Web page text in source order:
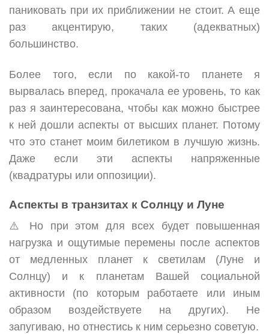
паниковать при их приближении не стоит. А еще
раз акцентирую, таких (адекватных)
большинство.
Более того, если по какой-то планете я
вырвалась вперед, прокачала ее уровень, то как
раз я заинтересована, чтобы как можно быстрее
к ней дошли аспекты от высших планет. Потому
что это станет моим билетиком в лучшую жизнь.
Даже если эти аспекты напряженные
(квадратуры или оппозиции).
Аспекты в транзитах к Солнцу и Луне
⚠️ Но при этом для всех будет повышенная
нагрузка и ощутимые перемены после аспектов
от медленных планет к светилам (Луне и
Солнцу) и к планетам Вашей социальной
активности (по которым работаете или иным
образом воздействуете на других). Не
запугиваю, но отнестись к ним серьезно советую.